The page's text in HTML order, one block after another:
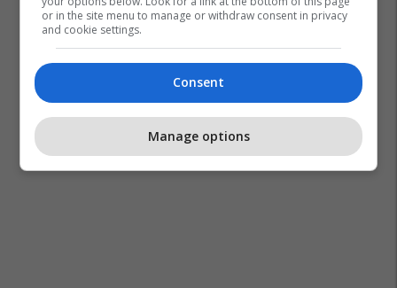
or in the site menu to manage or withdraw consent in privacy
and cookie settings.
Consent
Manage options